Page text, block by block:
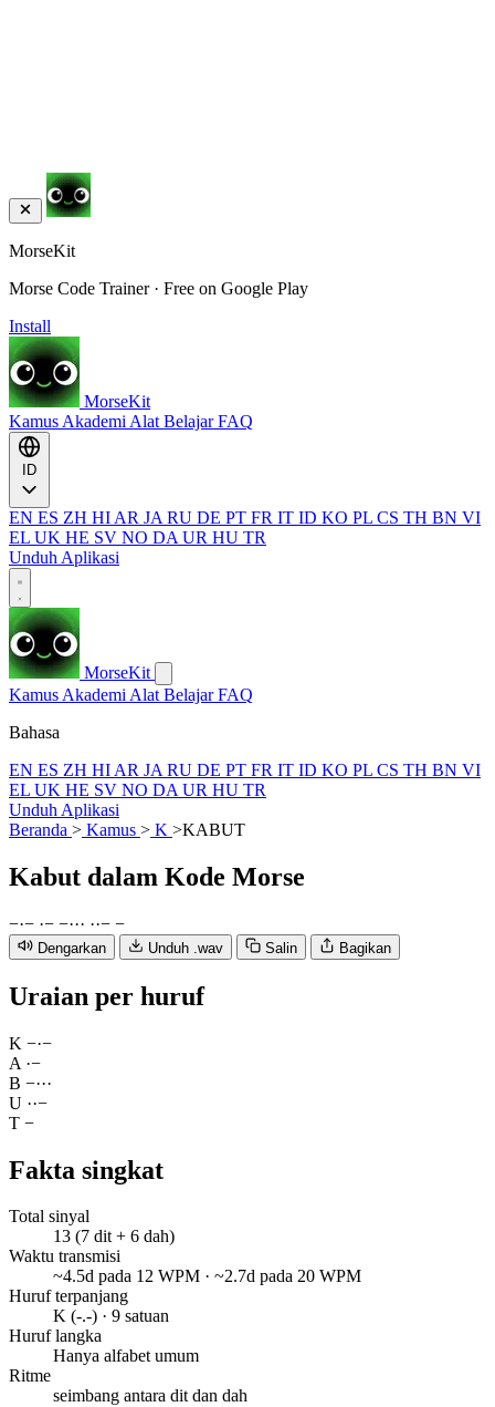
MorseKit
Morse Code Trainer · Free on Google Play
Install
MorseKit
Kamus Akademi Alat BelajarFAQ
EN ES ZH HI AR JA RU DE PT FR IT ID KO PL CS TH BN VI
EL UK HE SV NO DA UR HU TR
Unduh Aplikasi
MorseKit
Kamus Akademi Alat BelajarFAQ
Bahasa
EN ES ZH HI AR JA RU DE PT FR IT ID KO PL CS TH BN VI
EL UK HE SV NO DA UR HU TR
Unduh Aplikasi
Beranda > Kamus > K >KABUT
Kabut dalam Kode Morse
−·− ·− −··· ··− −
Dengarkan Unduh .wav Salin Bagikan
Uraian per huruf
K −·−
A ·−
B −···
U ··−
T −
Fakta singkat
Total sinyal
13 (7 dit + 6 dah)
Waktu transmisi
~4.5d pada 12 WPM · ~2.7d pada 20 WPM
Huruf terpanjang
K (-.-) · 9 satuan
Huruf langka
Hanya alfabet umum
Ritme
seimbang antara dit dan dah